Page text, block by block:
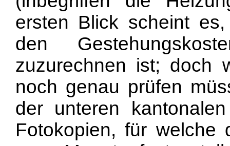
ersten Blick scheint
den
zuzurechnen ist; doch
noch genau prüfen
der unteren
Fotokopien, für welche